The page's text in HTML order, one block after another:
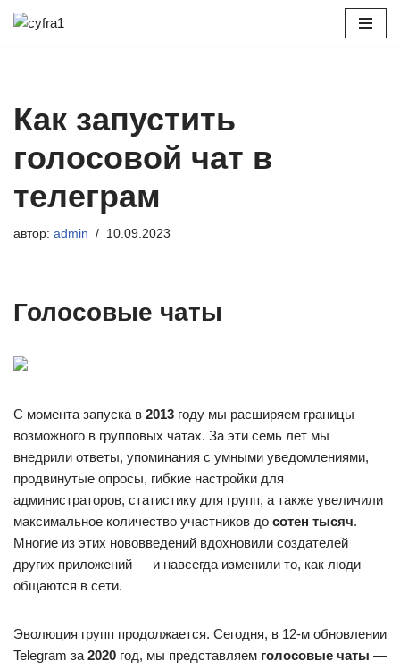
Как запустить
голосовой чат в
телеграм
автор: admin 10.09.2023
Голосовые чаты
С момента запуска в 2013 году мы расширяем границы
возможного в групповых чатах. За эти семь лет мы
внедрили ответы, упоминания с умными уведомлениями,
продвинутые опросы, гибкие настройки для
администраторов, статистику для групп, а также увеличили
максимальное количество участников до сотен тысяч.
Многие из этих нововведений вдохновили создателей
других приложений — и навсегда изменили то, как люди
общаются в сети.
Эволюция групп продолжается. Сегодня, в 12-м обновлении
Telegram за 2020 год, мы представляем голосовые чаты —